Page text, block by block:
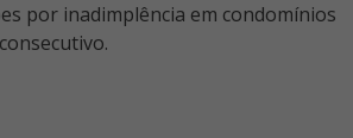
por inadimplência em condomínios